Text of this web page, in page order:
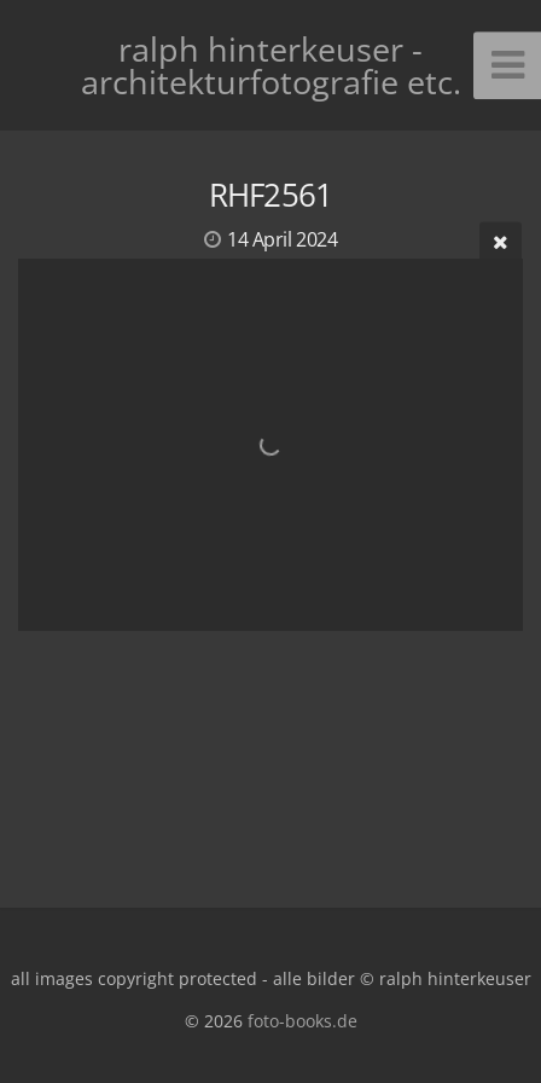
ralph hinterkeuser -
architekturfotografie etc.
RHF2561
14 April 2024
all images copyright protected - alle bilder © ralph hinterkeuser
© 2026 foto-books.de